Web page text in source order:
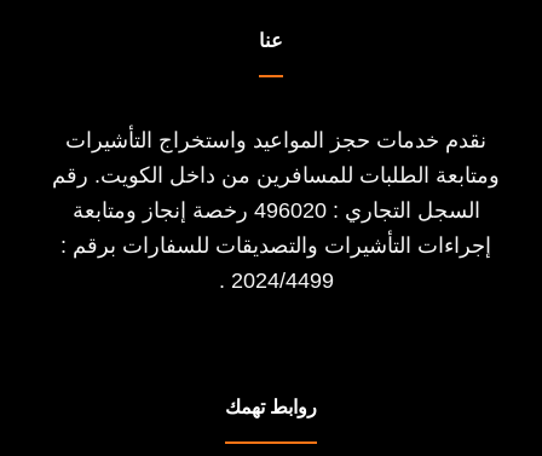
عنا
نقدم خدمات حجز المواعيد واستخراج التأشيرات
ومتابعة الطلبات للمسافرين من داخل الكويت. رقم
السجل التجاري : 496020 رخصة إنجاز ومتابعة
إجراءات التأشيرات والتصديقات للسفارات برقم :
2024/4499 .
روابط تهمك